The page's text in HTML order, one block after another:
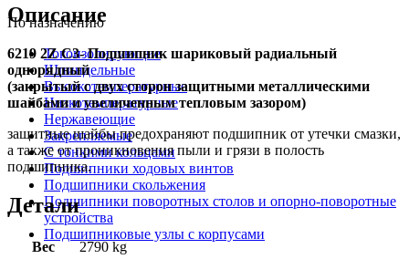
По назначению
Токоизолирующие
Шпиндельные
Высокотемпературные
Низкотемпературные
Нержавеющие
Закрепляемые
С тонкими кольцами
Подшипники ходовых винтов
Подшипники скольжения
Подшипники поворотных столов и опорно-поворотные
устройства
Подшипниковые узлы с корпусами
Описание
6219 2Z C3- Подшипник шариковый радиальный
однорядный
(закрытый с двух сторон защитными металлическими
шайбами и увеличенным тепловым зазором)
защитные шайбы предохраняют подшипник от утечки смазки,
а также от проникновения пыли и грязи в полость
подшипника.
Детали
Вес
2790 kg